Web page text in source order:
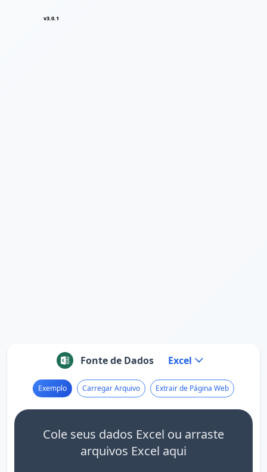
v3.0.1
Fonte de Dados Excel
Exemplo Carregar Arquivo Extrair de Página Web
Cole seus dados Excel ou arraste
arquivos Excel aqui